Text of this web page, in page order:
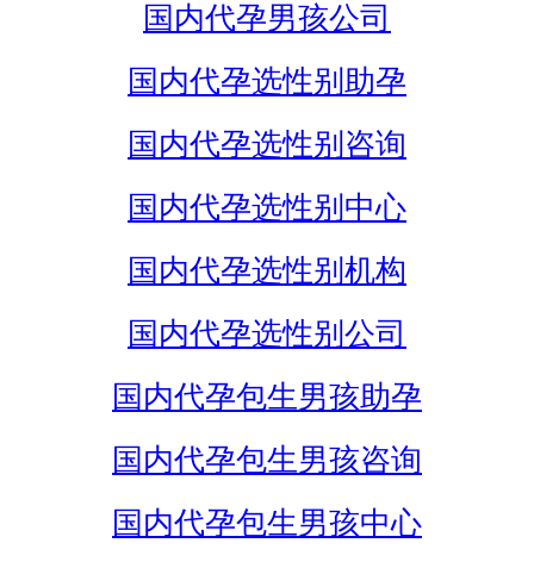
国内代孕男孩公司
国内代孕选性别助孕
国内代孕选性别咨询
国内代孕选性别中心
国内代孕选性别机构
国内代孕选性别公司
国内代孕包生男孩助孕
国内代孕包生男孩咨询
国内代孕包生男孩中心